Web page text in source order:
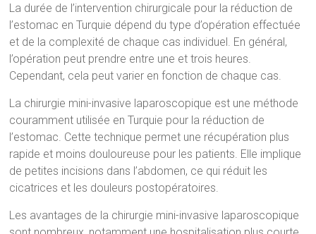
La durée de l’intervention chirurgicale pour la réduction de
l’estomac en Turquie dépend du type d’opération effectuée
et de la complexité de chaque cas individuel. En général,
l’opération peut prendre entre une et trois heures.
Cependant, cela peut varier en fonction de chaque cas.
La chirurgie mini-invasive laparoscopique est une méthode
couramment utilisée en Turquie pour la réduction de
l’estomac. Cette technique permet une récupération plus
rapide et moins douloureuse pour les patients. Elle implique
de petites incisions dans l’abdomen, ce qui réduit les
cicatrices et les douleurs postopératoires.
Les avantages de la chirurgie mini-invasive laparoscopique